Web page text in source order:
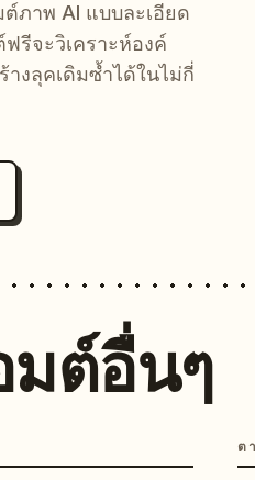
ภาพ AI แบบละเอียด
รีจะวิเคราะห์องค์
งลุคเดิมซ้ำได้ในไม่กี่
มต์อื่นๆ
ต